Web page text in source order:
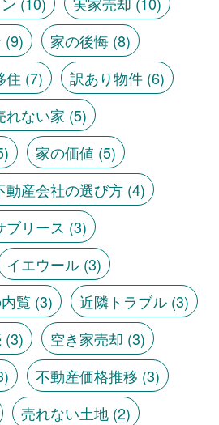
(9) 家の後悔(8)
住 (7) 訳あり物件(6)
れない家 (5)
家の価値 (5)
動産会社の選び方(4)
ブリース (3)
イエウール(3)
覧 (3) 近隣トラブル(3)
(3) 空き家売却 (3)
不動産価格推移 (3)
売れない土地(2)